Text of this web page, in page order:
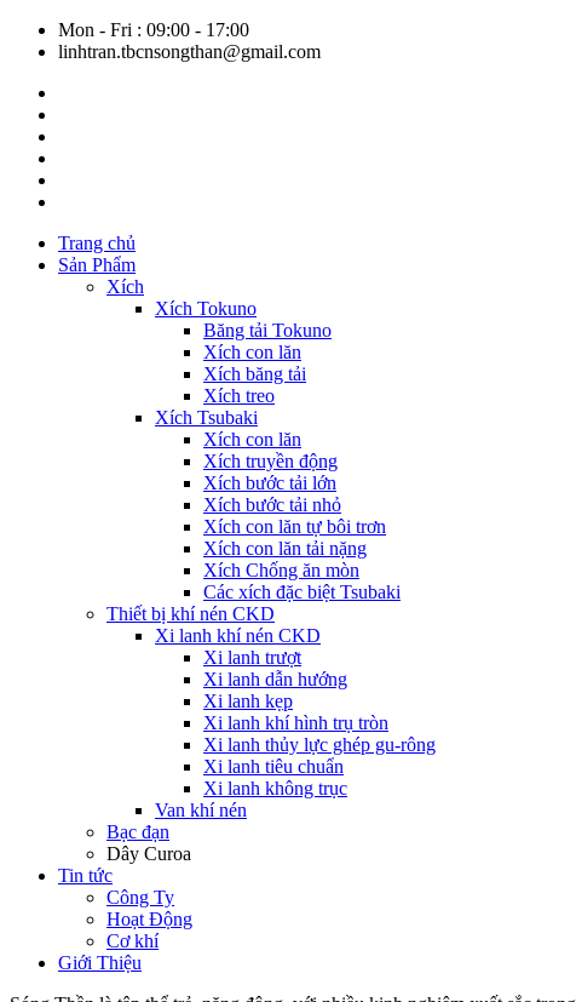
Mon - Fri : 09:00 - 17:00
linhtran.tbcnsongthan@gmail.com
Trang chủ
Sản Phẩm
Xích
Xích Tokuno
Băng tải Tokuno
Xích con lăn
Xích băng tải
Xích treo
Xích Tsubaki
Xích con lăn
Xích truyền động
Xích bước tải lớn
Xích bước tải nhỏ
Xích con lăn tự bôi trơn
Xích con lăn tải nặng
Xích Chống ăn mòn
Các xích đặc biệt Tsubaki
Thiết bị khí nén CKD
Xi lanh khí nén CKD
Xi lanh trượt
Xi lanh dẫn hướng
Xi lanh kẹp
Xi lanh khí hình trụ tròn
Xi lanh thủy lực ghép gu-rông
Xi lanh tiêu chuẩn
Xi lanh không trục
Van khí nén
Bạc đạn
Dây Curoa
Tin tức
Công Ty
Hoạt Động
Cơ khí
Giới Thiệu